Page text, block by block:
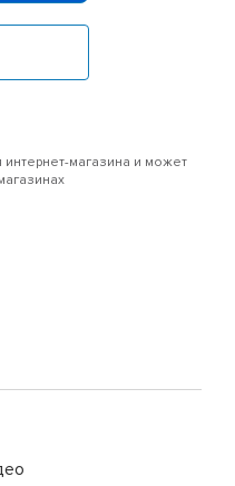
интернет-магазина и может